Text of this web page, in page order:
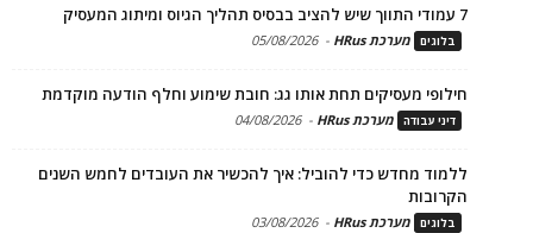
7 עמודי התווך שיש להציב בבסיס תהליך הגיוס ומיתוג המעסיק
בלוגים מערכת HRus -
05/08/2026
חילופי מעסיקים תחת אותו גג: חובת שימוע וחלף הודעה מוקדמת
דיני עבודה מערכת HRus -
04/08/2026
ללמוד מחדש כדי להוביל: איך להכשיר את העובדים לחמש השנים
הקרובות
בלוגים מערכת HRus -
03/08/2026